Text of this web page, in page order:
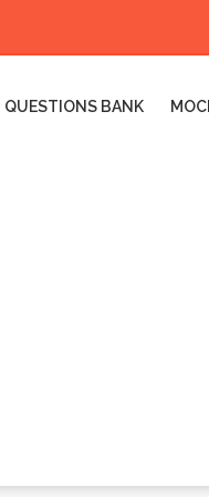
QUESTIONS BANK